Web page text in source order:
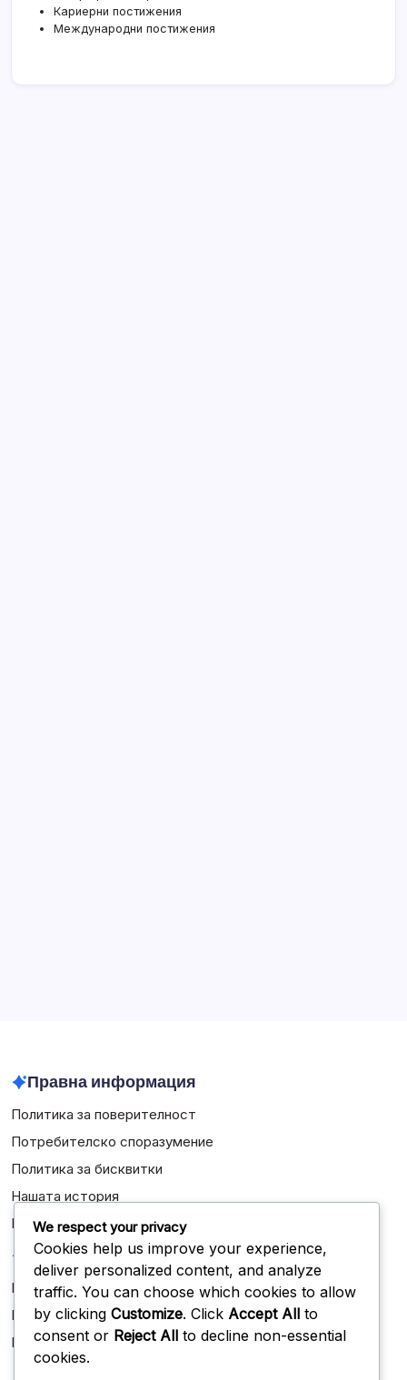
Кариерни постижения
Международни постижения
Правна информация
Политика за поверителност
Потребителско споразумение
Политика за бисквитки
Нашата история
Контакт
Категории
Биографии на играчите
Кариерни постижения
Международни постижения
We respect your privacy
Cookies help us improve your experience,
deliver personalized content, and analyze
traffic. You can choose which cookies to allow
by clicking Customize. Click Accept All to
consent or Reject All to decline non-essential
cookies.